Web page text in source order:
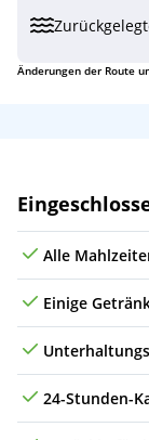
Änderungen der Route
Leistungen
Alle
Einige
24-Stunden-